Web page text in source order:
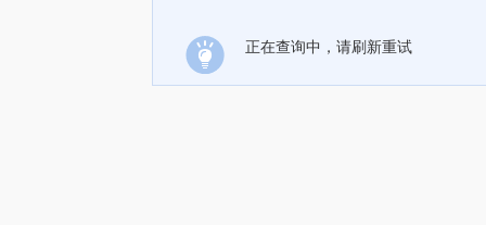
正在查询中，请刷新重试